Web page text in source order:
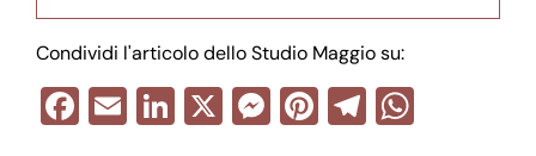
Condividi l'articolo dello Studio Maggio su:
F E Li X M Pi T